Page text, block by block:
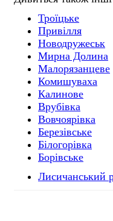
Троїцьке
Привілля
Новодружеськ
Мирна Долина
Малорязанцеве
Комишуваха
Калинове
Врубівка
Вовчоярівка
Березівське
Білогорівка
Борівське
Лисичанський